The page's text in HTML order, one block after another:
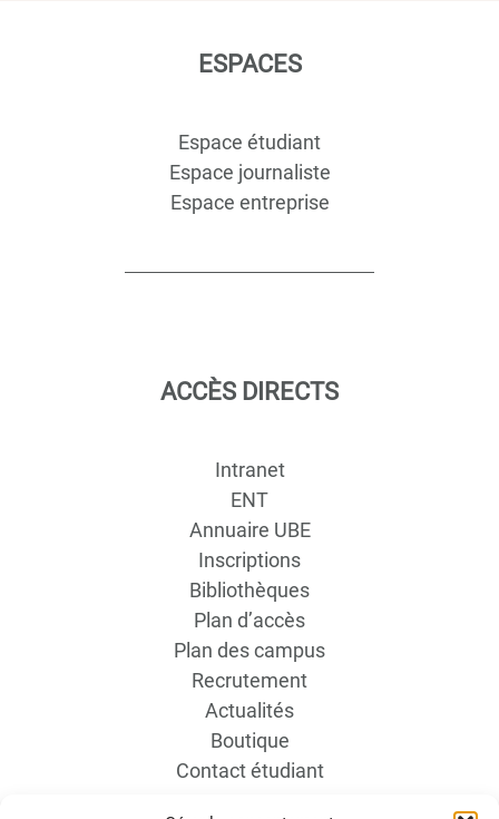
ESPACES
Espace étudiant
Espace journaliste
Espace entreprise
ACCÈS DIRECTS
Intranet
ENT
Annuaire UBE
Inscriptions
Bibliothèques
Plan d’accès
Plan des campus
Recrutement
Actualités
Boutique
Contact étudiant